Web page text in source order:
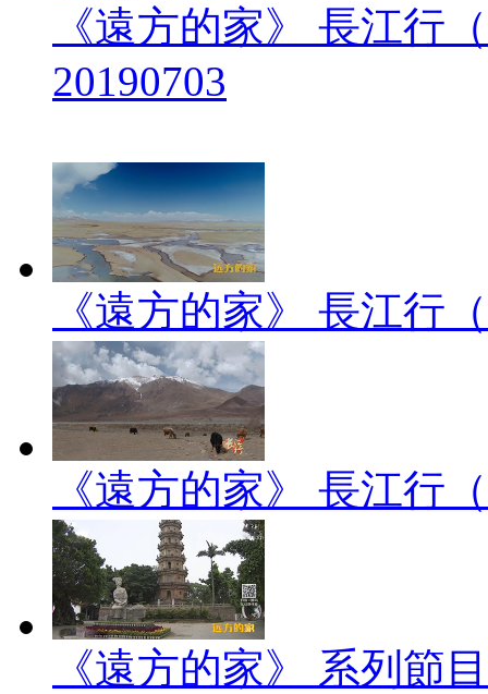
《遠方的家》 長江行
20190703
《遠方的家》 長江行
《遠方的家》 長江行
《遠方的家》 系列